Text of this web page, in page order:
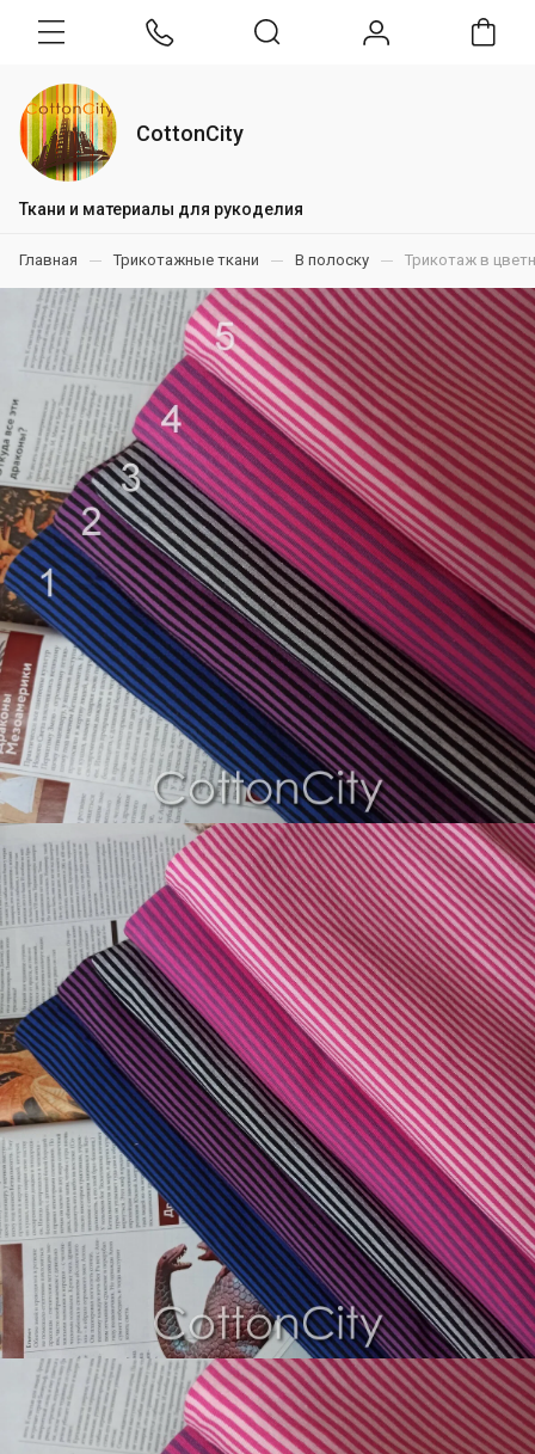
CottonCity
Ткани и материалы для рукоделия
Главная Трикотажные ткани В полоску Трикотаж в